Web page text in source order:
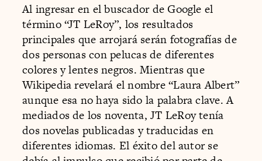
Al ingresar en el buscador de Google el
término “JT LeRoy”, los resultados
principales que arrojará serán fotografías de
dos personas con pelucas de diferentes
colores y lentes negros. Mientras que
Wikipedia revelará el nombre “Laura Albert”
aunque esa no haya sido la palabra clave. A
mediados de los noventa, JT LeRoy tenía
dos novelas publicadas y traducidas en
diferentes idiomas. El éxito del autor se